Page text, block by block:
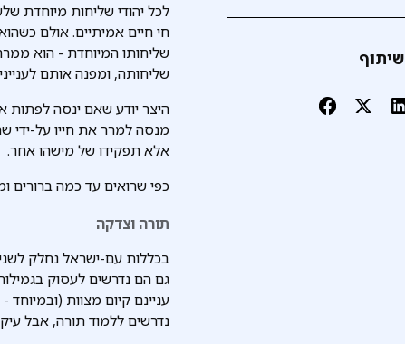
שיתוף
לכל יהודי שליחות מיוחדת
חי חיים אמיתיים. אולם
שליחותו המיוחדת - הוא
שליחותה, ומפנה אותם
היצר יודע שאם ינסה לפתות
מנסה למרר את חייו על-ידי
אלא תפקידו של מישהו אחר.
כפי שרואים עד כמה ברורים
תורה וצדקה
בכללות עם-ישראל נחלק
גם הם נדרשים לעסוק
עניינם קיום מצוות
נדרשים ללמוד תורה, אבל